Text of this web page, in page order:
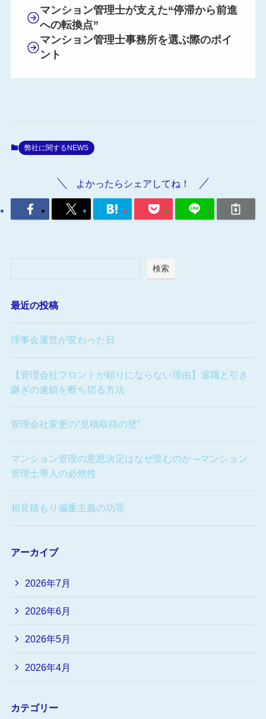
マンション管理士が支えた“停滞から前進
への転換点”
マンション管理士事務所を選ぶ際のポイ
ント
弊社に関するNEWS
よかったらシェアしてね！
検索
最近の投稿
理事会運営が変わった日
【管理会社フロントが頼りにならない理由】退職と引き
継ぎの連鎖を断ち切る方法
管理会社変更の“見積取得の壁”
マンション管理の意思決定はなぜ歪むのか ─マンション
管理士導入の必然性
相見積もり偏重主義の功罪
アーカイブ
2026年7月
2026年6月
2026年5月
2026年4月
カテゴリー